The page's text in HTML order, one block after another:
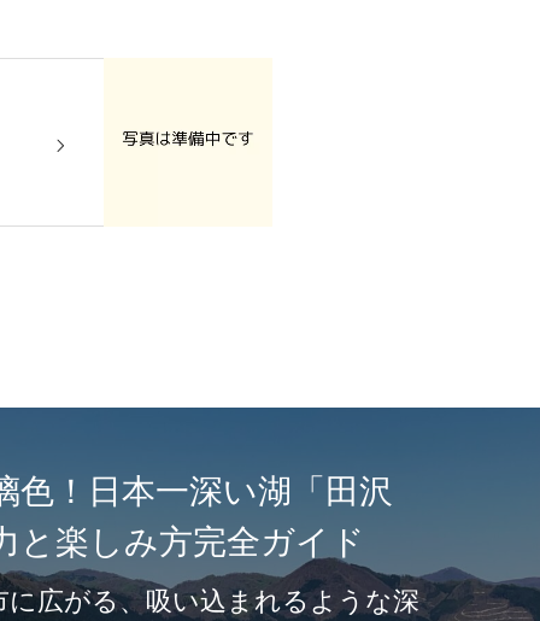
色！日本一深い湖「田沢
と楽しみ方完全ガイド
に広がる、吸い込まれるような深